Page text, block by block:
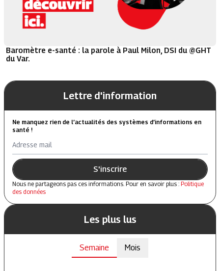
Baromètre e-santé : la parole à Paul Milon, DSI du @GHT
du Var.
Lettre d'information
Ne manquez rien de l’actualités des systèmes d’informations en
santé !
Adresse mail
S'inscrire
Nous ne partageons pas ces informations. Pour en savoir plus : Politique
des données
Les plus lus
Semaine Mois